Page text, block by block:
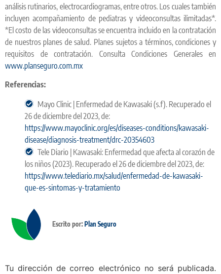
análisis rutinarios, electrocardiogramas, entre otros. Los cuales también
incluyen acompañamiento de pediatras y videoconsultas ilimitadas*.
*El costo de las videoconsultas se encuentra incluido en la contratación
de nuestros planes de salud. Planes sujetos a términos, condiciones y
requisitos de contratación. Consulta Condiciones Generales en
www.planseguro.com.mx
Referencias:
Mayo Clinic | Enfermedad de Kawasaki (s.f). Recuperado el
26 de diciembre del 2023, de:
https://www.mayoclinic.org/es/diseases-conditions/kawasaki-
disease/diagnosis-treatment/drc-20354603
Tele Diario | Kawasaki: Enfermedad que afecta al corazón de
los niños (2023). Recuperado el 26 de diciembre del 2023, de:
https://www.telediario.mx/salud/enfermedad-de-kawasaki-
que-es-sintomas-y-tratamiento
Escrito por: Plan Seguro
Tu dirección de correo electrónico no será publicada.